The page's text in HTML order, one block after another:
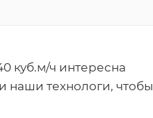
куб.м/ч интересна
технологи, чтобы